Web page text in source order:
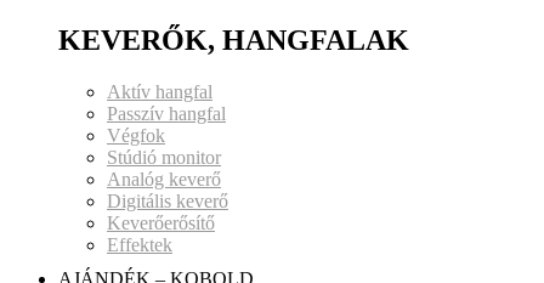
KEVERŐK, HANGFALAK
Aktív hangfal
Passzív hangfal
Végfok
Stúdió monitor
Analóg keverő
Digitális keverő
Keverőerősítő
Effektek
AJÁNDÉK – KOBOLD